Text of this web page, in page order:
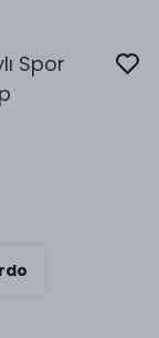
Spor